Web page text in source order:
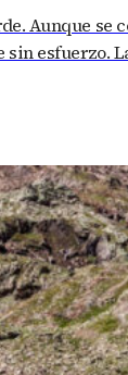
Aunque se
sin esfuerzo.